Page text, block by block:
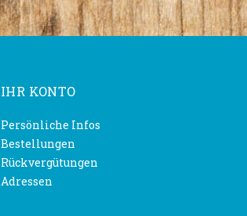
IHR KONTO
Persönliche Infos
Bestellungen
Rückvergütungen
Adressen